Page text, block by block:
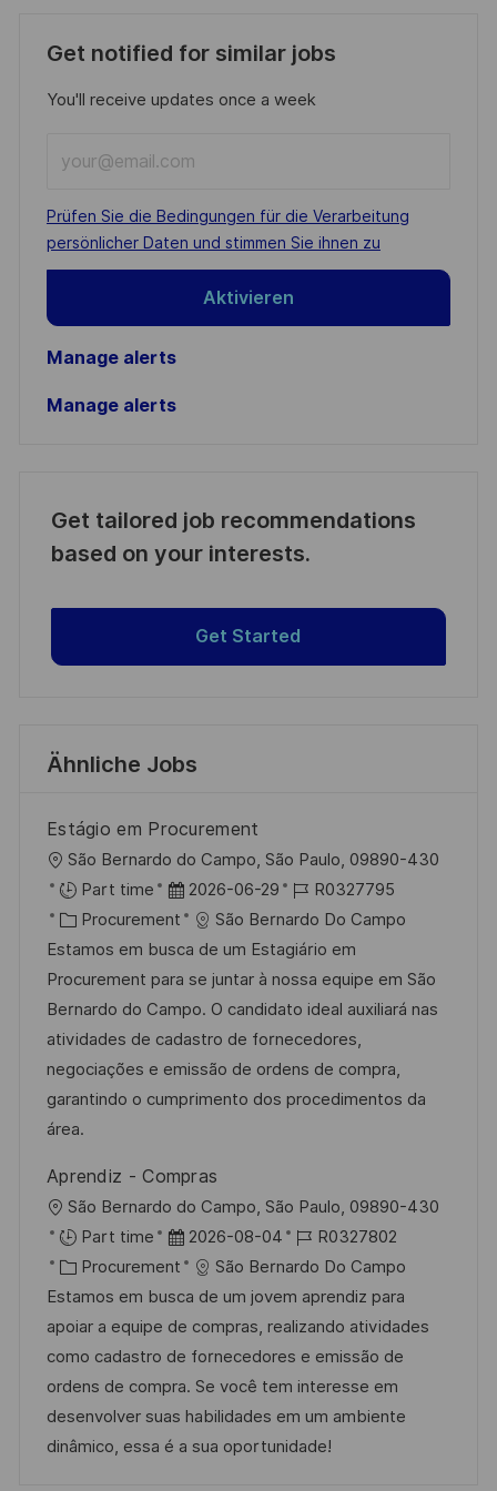
Get notified for similar jobs
You'll receive updates once a week
Email
address
(Required)
Required
Prüfen Sie die Bedingungen für die Verarbeitung
persönlicher Daten und stimmen Sie ihnen zu
Aktivieren
Manage alerts
Manage alerts
Get tailored job recommendations
based on your interests.
Get Started
Ähnliche Jobs
Estágio em Procurement
O
r
t
São Bernardo do Campo, São Paulo, 09890-430
Part time
D
a
t
u
m
d
e
r
r
ö
f
f
e
n
t
l
i
c
2026-06-29
J
o
b
-
I
D
R0327795
K
a
t
e
g
o
r
i
Procurement
São Bernardo Do Campo
Estamos em busca de um Estagiário em
Procurement para se juntar à nossa equipe em São
Bernardo do Campo. O candidato ideal auxiliará nas
atividades de cadastro de fornecedores,
negociações e emissão de ordens de compra,
garantindo o cumprimento dos procedimentos da
área.
Aprendiz - Compras
O
r
t
São Bernardo do Campo, São Paulo, 09890-430
Part time
D
a
t
u
m
d
e
r
2026-08-04
J
o
b
-
I
D
R0327802
K
a
t
e
g
o
r
Procurement
São Bernardo Do Campo
Estamos em busca de um jovem aprendiz para
apoiar a equipe de compras, realizando atividades
como cadastro de fornecedores e emissão de
ordens de compra. Se você tem interesse em
desenvolver suas habilidades em um ambiente
dinâmico, essa é a sua oportunidade!